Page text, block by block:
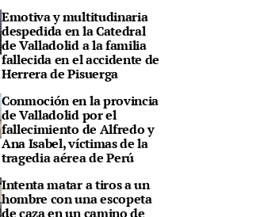
Emotiva y multitudinaria
despedida en la Catedral
de Valladolid a la familia
fallecida en el accidente de
Herrera de Pisuerga
Conmoción en la provincia
de Valladolid por el
fallecimiento de Alfredo y
Ana Isabel, víctimas de la
tragedia aérea de Perú
Intenta matar a tiros a un
hombre con una escopeta
de caza en un camino de